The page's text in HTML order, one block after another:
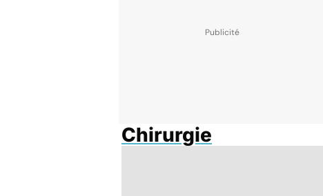
Chirurgie